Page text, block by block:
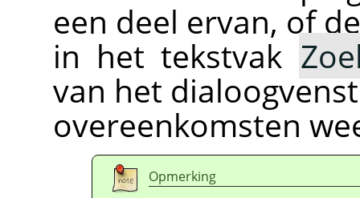
een deel ervan, of
in het tekstvak
van het
overeenkomsten
Opmerking